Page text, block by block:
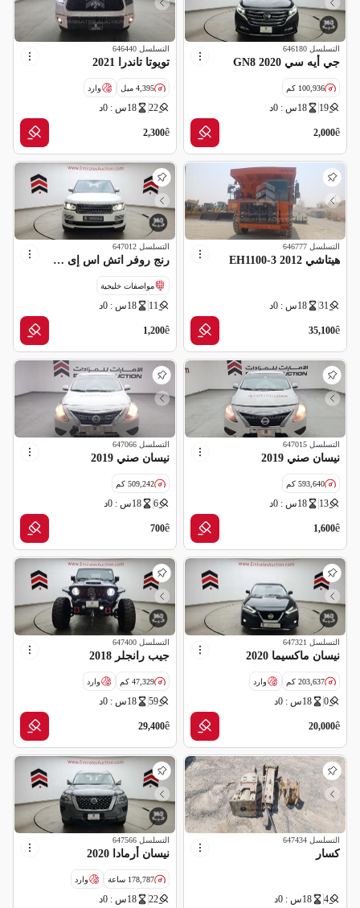
التسلسل 646180
جي أيه سي GN8 2020
100,936 كم
19 18س : 0د
ê
2,000
التسلسل 646440
تويوتا تاندرا 2021
4,395 ميل وارد
22 18س : 0د
ê
2,300
التسلسل 646777
هيتاشي EH1100-3 2012
31 18س : 0د
ê
35,100
التسلسل 647012
رنج روفر اتش اس إى 2014
مواصفات خليجية
11 18س : 0د
ê
1,200
التسلسل 647015
نيسان صني 2019
593,640 كم
13 18س : 0د
ê
1,600
التسلسل 647066
نيسان صني 2019
509,242 كم
6 18س : 0د
ê
700
التسلسل 647321
نيسان ماكسيما 2020
203,637 كم وارد
0 18س : 0د
ê
20,000
التسلسل 647400
جيب رانجلر 2018
47,329 كم وارد
59 18س : 0د
ê
29,400
التسلسل 647434
كسار
4 18س : 0د
التسلسل 647566
نيسان أرمادا 2020
178,787 ساعة وارد
22 18س : 0د